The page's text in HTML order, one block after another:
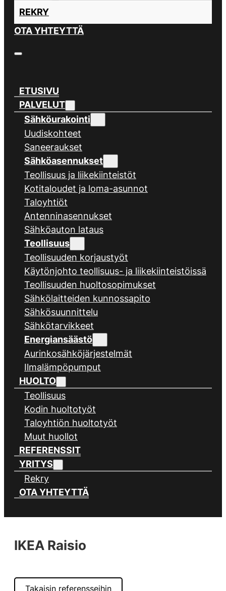
REKRY
OTA YHTEYTTÄ
ETUSIVU
PALVELUT
Sähköurakointi
Uudiskohteet
Saneeraukset
Sähköasennukset
Teollisuus ja liikekiinteistöt
Kotitaloudet ja loma-asunnot
Taloyhtiöt
Antenninasennukset
Sähköauton lataus
Teollisuus
Teollisuuden korjaustyöt
Käytönjohto teollisuus- ja liikekiinteistöissä
Teollisuuden huoltosopimukset
Sähkölaitteiden kunnossapito
Sähkösuunnittelu
Sähkötarvikkeet
Energiansäästö
Aurinkosähköjärjestelmät
Ilmalämpöpumput
HUOLTO
Teollisuus
Kodin huoltotyöt
Taloyhtiön huoltotyöt
Muut huollot
REFERENSSIT
YRITYS
Rekry
OTA YHTEYTTÄ
IKEA Raisio
Takaisin referensseihin